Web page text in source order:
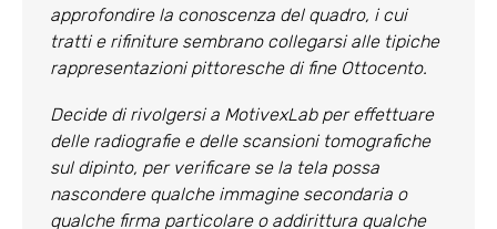
approfondire la conoscenza del quadro, i cui
tratti e rifiniture sembrano collegarsi alle tipiche
rappresentazioni pittoresche di fine Ottocento.
Decide di rivolgersi a MotivexLab per effettuare
delle radiografie e delle scansioni tomografiche
sul dipinto, per verificare se la tela possa
nascondere qualche immagine secondaria o
qualche firma particolare o addirittura qualche